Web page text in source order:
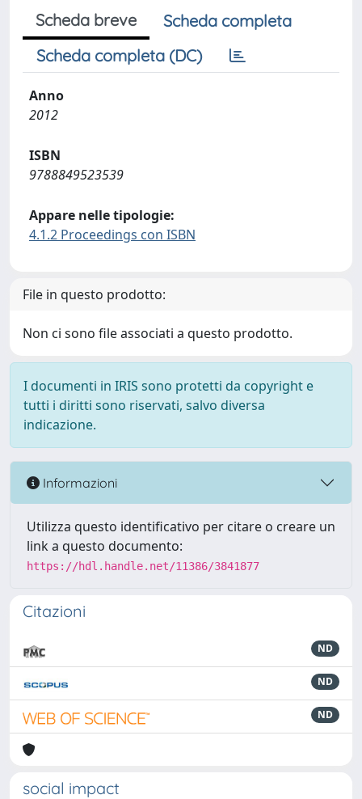
Scheda breve
Scheda completa
Scheda completa (DC)
Anno
2012
ISBN
9788849523539
Appare nelle tipologie:
4.1.2 Proceedings con ISBN
File in questo prodotto:
Non ci sono file associati a questo prodotto.
I documenti in IRIS sono protetti da copyright e
tutti i diritti sono riservati, salvo diversa
indicazione.
Informazioni
Utilizza questo identificativo per citare o creare un
link a questo documento:
https://hdl.handle.net/11386/3841877
Citazioni
ND
ND
ND
social impact